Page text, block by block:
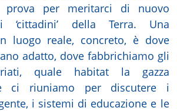
per meritarci di nuovo
‘cittadini’ della Terra. Una
luogo reale, concreto, è dove
adatto, dove fabbrichiamo gli
quale habitat la gazza
ci riuniamo per discutere i
i sistemi di educazione e le